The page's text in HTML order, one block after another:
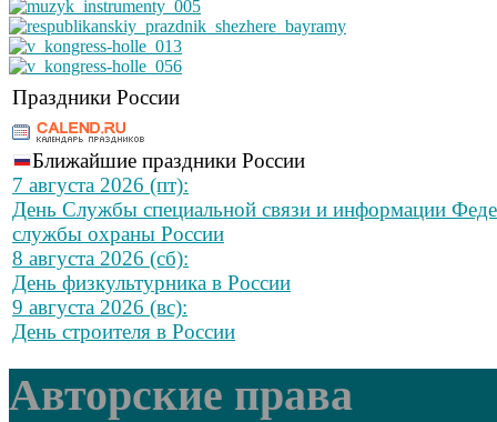
Праздники России
Ближайшие праздники России
7 августа 2026 (пт):
День Службы специальной связи и информации
службы охраны России
8 августа 2026 (сб):
День физкультурника в России
9 августа 2026 (вс):
День строителя в России
Авторские права